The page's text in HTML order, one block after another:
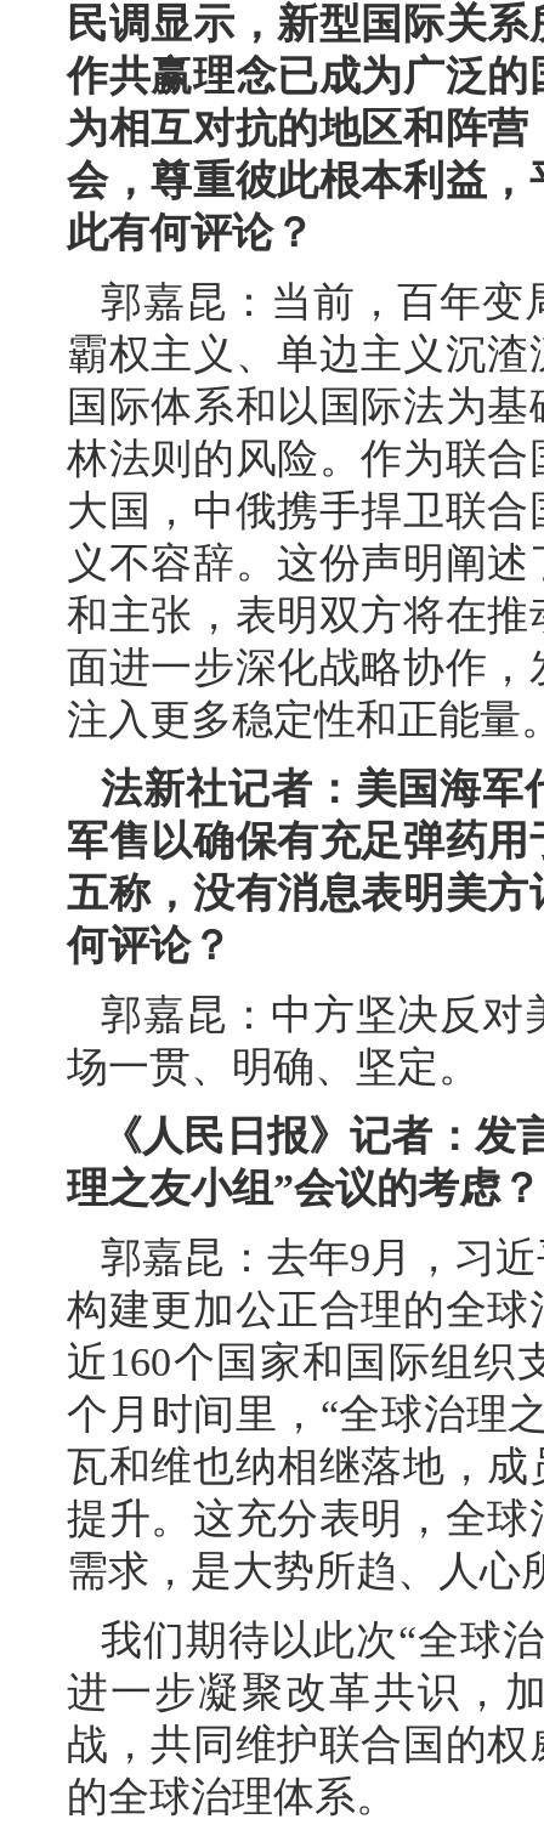
民调显示，新型国际关
作共赢理念已成为广泛
为相互对抗的地区和阵
会，尊重彼此根本利益
此有何评论？
郭嘉昆：当前，百年变
霸权主义、单边主义沉
国际体系和以国际法为
林法则的风险。作为联
大国，中俄携手捍卫联
义不容辞。这份声明阐
和主张，表明双方将在
面进一步深化战略协作
注入更多稳定性和正能量
法新社记者：美国海军
军售以确保有充足弹药
五称，没有消息表明美
何评论？
郭嘉昆：中方坚决反对
场一贯、明确、坚定。
《人民日报》记者：
理之友小组”会议的考虑？
郭嘉昆：去年9月，习
构建更加公正合理的全
近160个国家和国际组织
个月时间里，“全球治理
瓦和维也纳相继落地，
提升。这充分表明，全
需求，是大势所趋、人心
我们期待以此次“全球
进一步凝聚改革共识，
战，共同维护联合国的
的全球治理体系。